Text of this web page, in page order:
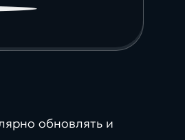
обновлять и